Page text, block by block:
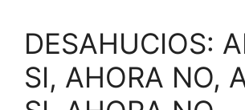
DESAHUCIOS:
SI, AHORA NO,